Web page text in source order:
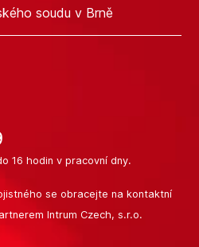
soudu v Brně
16 hodin v pracovní dny.
se obracejte na kontaktní
Intrum Czech, s.r.o.